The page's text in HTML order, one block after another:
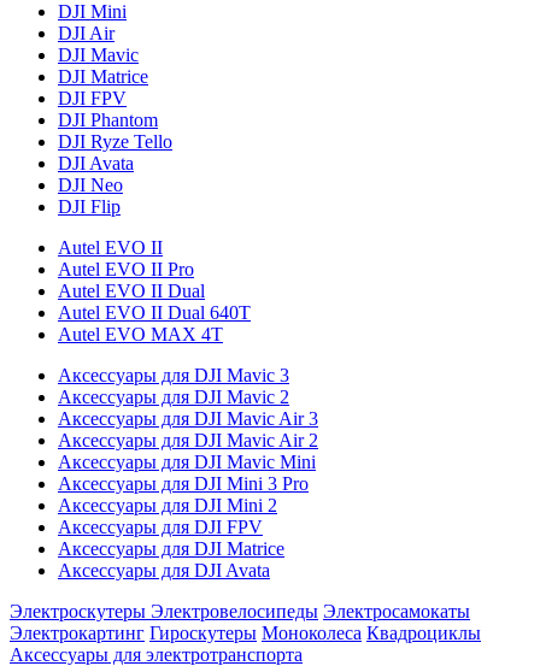
DJI Mini
DJI Air
DJI Mavic
DJI Matrice
DJI FPV
DJI Phantom
DJI Ryze Tello
DJI Avata
DJI Neo
DJI Flip
Autel EVO II
Autel EVO II Pro
Autel EVO II Dual
Autel EVO II Dual 640T
Autel EVO MAX 4T
Аксессуары для DJI Mavic 3
Аксессуары для DJI Mavic 2
Аксессуары для DJI Mavic Air 3
Аксессуары для DJI Mavic Air 2
Аксессуары для DJI Mavic Mini
Аксессуары для DJI Mini 3 Pro
Аксессуары для DJI Mini 2
Аксессуары для DJI FPV
Аксессуары для DJI Matrice
Аксессуары для DJI Avata
Электроскутеры Электровелосипеды Электросамокаты
Электрокартинг Гироскутеры Моноколеса Квадроциклы
Аксессуары для электротранспорта